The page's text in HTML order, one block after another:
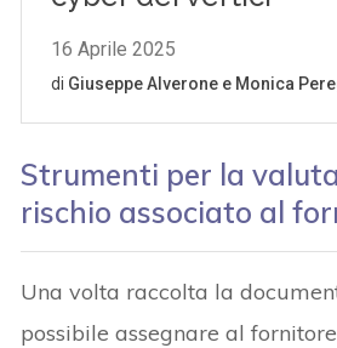
Strumenti per la
rischio associato al
Una volta raccolta la
possibile assegnare al